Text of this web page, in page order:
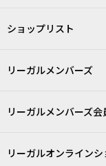
ショップリスト
リーガルメンバーズ
リーガルメンバーズ会
リーガルオンライン